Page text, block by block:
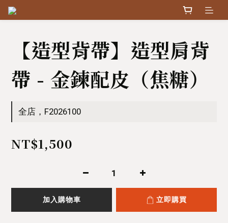
【造型背帶】造型肩背
帶 - 金鍊配皮（焦糖）
全店，F2026100
NT$1,500
加入購物車 立即購買